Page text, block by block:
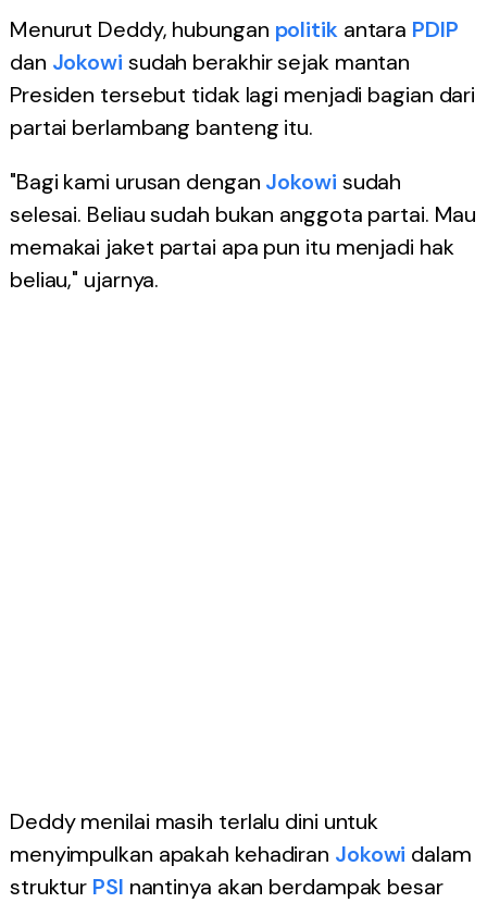
Menurut Deddy, hubungan politikantara PDIP
dan Jokowi sudah berakhir sejak mantan
Presiden tersebut tidak lagi menjadi bagian dari
partai berlambang banteng itu.
"Bagi kami urusan dengan Jokowi sudah
selesai. Beliau sudah bukan anggota partai. Mau
memakai jaket partai apa pun itu menjadi hak
beliau," ujarnya.
Deddy menilai masih terlalu dini untuk
menyimpulkan apakah kehadiran Jokowi dalam
struktur PSI nantinya akan berdampak besar